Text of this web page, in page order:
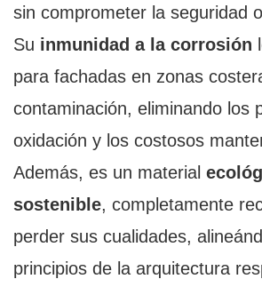
sin comprometer la seguridad
Su inmunidad a la corrosión
para fachadas en zonas
contaminación, eliminando los
oxidación y los costosos
Además, es un material
sostenible, completamente
perder sus cualidades,
principios de la arquitectura